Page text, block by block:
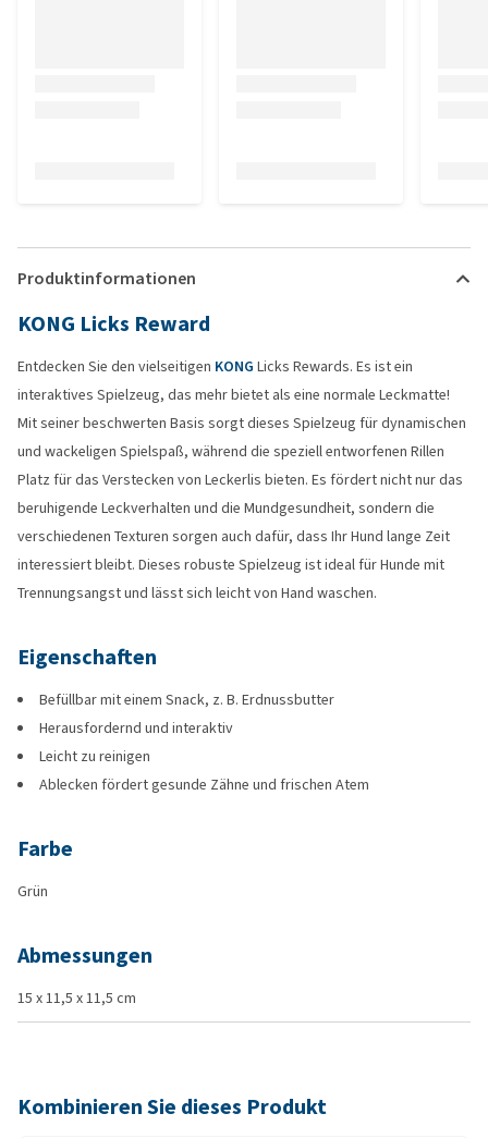
Produktinformationen
KONG Licks Reward
Entdecken Sie den vielseitigen KONG Licks Rewards. Es ist ein
interaktives Spielzeug, das mehr bietet als eine normale Leckmatte!
Mit seiner beschwerten Basis sorgt dieses Spielzeug für dynamischen
und wackeligen Spielspaß, während die speziell entworfenen Rillen
Platz für das Verstecken von Leckerlis bieten. Es fördert nicht nur das
beruhigende Leckverhalten und die Mundgesundheit, sondern die
verschiedenen Texturen sorgen auch dafür, dass Ihr Hund lange Zeit
interessiert bleibt. Dieses robuste Spielzeug ist ideal für Hunde mit
Trennungsangst und lässt sich leicht von Hand waschen.
Eigenschaften
Befüllbar mit einem Snack, z. B. Erdnussbutter
Herausfordernd und interaktiv
Leicht zu reinigen
Ablecken fördert gesunde Zähne und frischen Atem
Farbe
Grün
Abmessungen
15 x 11,5 x 11,5 cm
Kombinieren Sie dieses Produkt